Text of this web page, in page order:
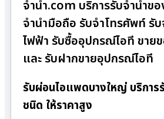
จํานํา.com บริการรับจำนำข
จำนำมือถือ รับจำโทรศัพท์ รับ
ไฟฟ้า รับซื้ออุปกรณ์ไอที ขาย
และ รับฝากขายอุปกรณ์ไอที
รับผ่อนไอแพดบางใหญ่ บริการ
ชนิด ให้ราคาสูง